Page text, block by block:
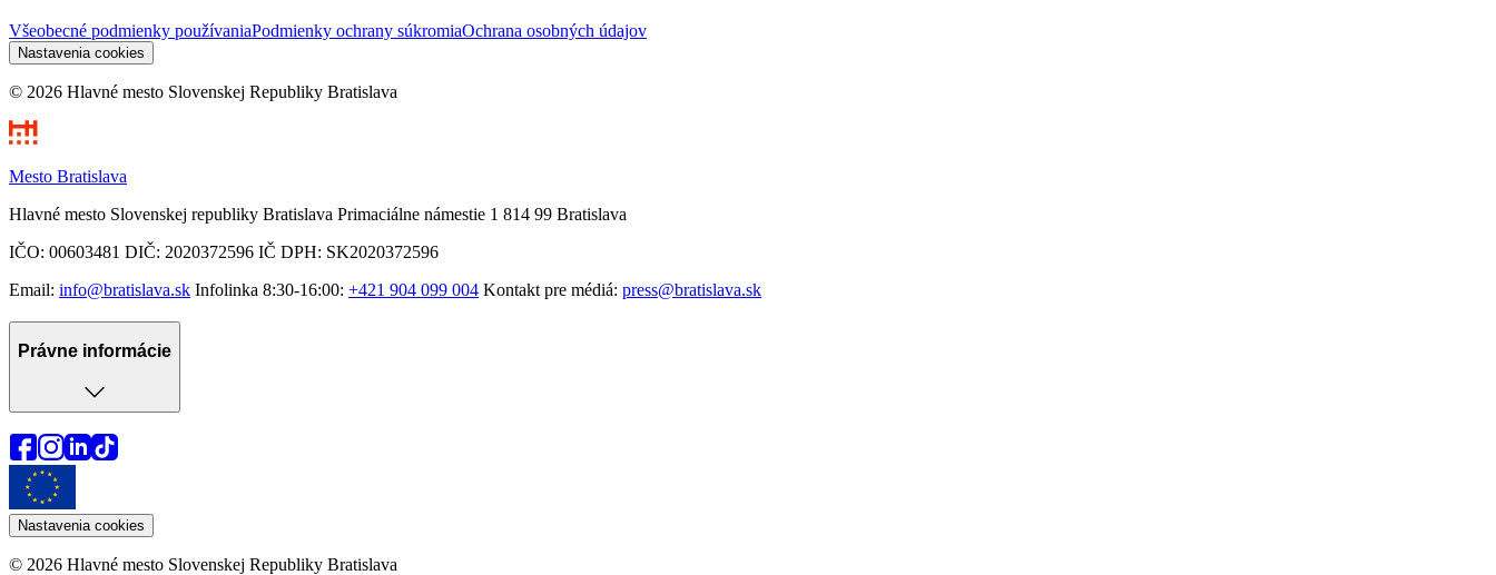
Všeobecné podmienky používaniaPodmienky ochrany súkromiaOchrana osobných údajov
Nastavenia cookies
© 2026 Hlavné mesto Slovenskej Republiky Bratislava
Mesto Bratislava
Hlavné mesto Slovenskej republiky Bratislava Primaciálne námestie 1 814 99 Bratislava
IČO: 00603481 DIČ: 2020372596 IČ DPH: SK2020372596
Email: info@bratislava.sk Infolinka 8:30-16:00: +421 904 099 004 Kontakt pre médiá: press@bratislava.sk
Právne informácie
Nastavenia cookies
© 2026 Hlavné mesto Slovenskej Republiky Bratislava